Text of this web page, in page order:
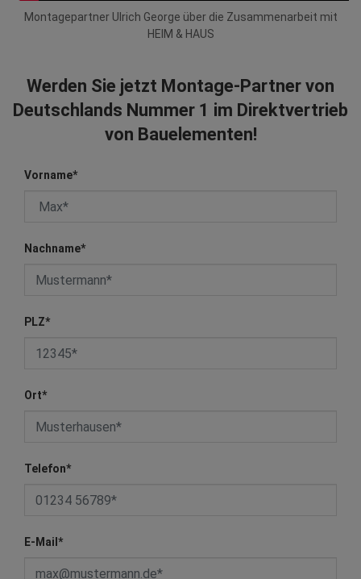
Montagepartner Ulrich George über die Zusammenarbeit mit
HEIM & HAUS
Werden Sie jetzt Montage-Partner von
Deutschlands Nummer 1 im Direktvertrieb
von Bauelementen!
Vorname*
Nachname*
PLZ*
Ort*
Telefon*
E-Mail *